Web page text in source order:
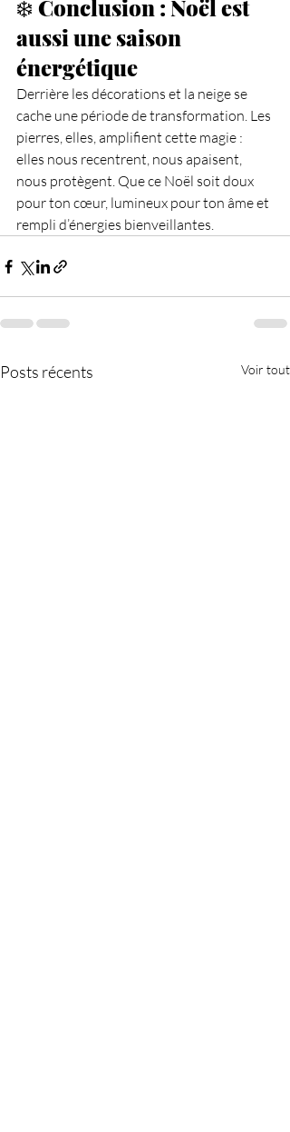
❄️ Conclusion : Noël est
aussi une saison
énergétique
Derrière les décorations et la neige se
cache une période de transformation. Les
pierres, elles, amplifient cette magie :
elles nous recentrent, nous apaisent,
nous protègent. Que ce Noël soit doux
pour ton cœur, lumineux pour ton âme et
rempli d’énergies bienveillantes.
Posts récents Voir tout